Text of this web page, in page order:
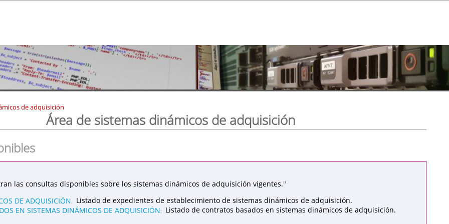
de adquisición
Área de sistemas dinámicos de adquisición
las consultas disponibles sobre los sistemas dinámicos de adquisición vigentes."
DE ADQUISICIÓN: Listado de expedientes de establecimiento de sistemas dinámicos de adquisición.
EN SISTEMAS DINÁMICOS DE ADQUISICIÓN: Listado de contratos basados en sistemas dinámicos de adquisición.